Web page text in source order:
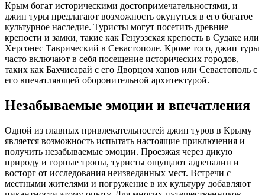
Крым богат историческими достопримечательностями, и
джип туры предлагают возможность окунуться в его богатое
культурное наследие. Туристы могут посетить древние
крепости и замки, такие как Генуэзская крепость в Судаке или
Херсонес Таврический в Севастополе. Кроме того, джип туры
часто включают в себя посещение исторических городов,
таких как Бахчисарай с его Дворцом ханов или Севастополь с
его впечатляющей оборонительной архитектурой.
Незабываемые эмоции и впечатления
Одной из главных привлекательностей джип туров в Крыму
является возможность испытать настоящие приключения и
получить незабываемые эмоции. Проезжая через дикую
природу и горные тропы, туристы ощущают адреналин и
восторг от исследования неизведанных мест. Встречи с
местными жителями и погружение в их культуру добавляют